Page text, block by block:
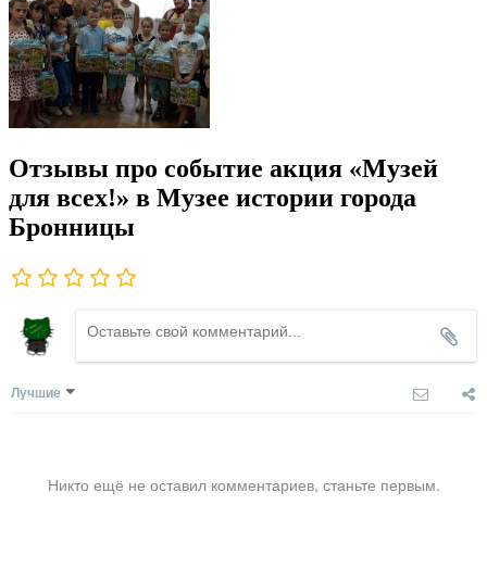
Отзывы про событие акция «Музей
для всех!» в Музее истории города
Бронницы
Лучшие
Никто ещё не оставил комментариев, станьте первым.